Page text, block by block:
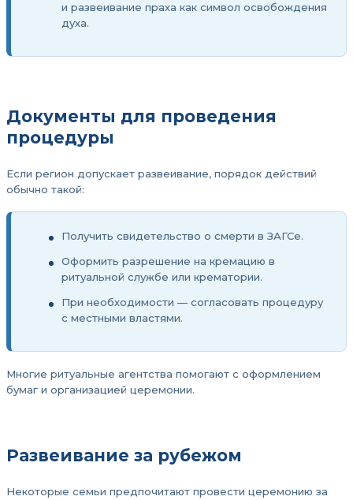
и развеивание праха как символ освобождения
духа.
Документы для проведения
процедуры
Если регион допускает развеивание, порядок действий
обычно такой:
Получить свидетельство о смерти в ЗАГСе.
Оформить разрешение на кремацию в
ритуальной службе или крематории.
При необходимости — согласовать процедуру
с местными властями.
Многие ритуальные агентства помогают с оформлением
бумаг и организацией церемонии.
Развеивание за рубежом
Некоторые семьи предпочитают провести церемонию за